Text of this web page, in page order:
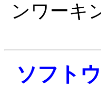
ンワーキ
ソフト